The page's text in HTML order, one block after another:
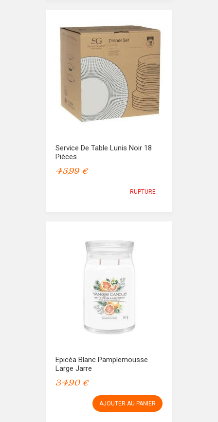
Service De Table Lunis Noir 18
Pièces
45,99 €
RUPTURE
Epicéa Blanc Pamplemousse
Large Jarre
34,90 €
AJOUTER AU PANIER